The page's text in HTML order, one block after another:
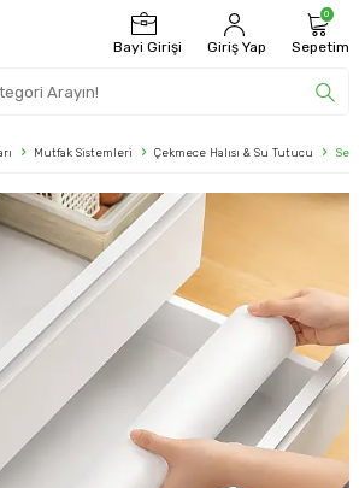
Bayi Girişi Giriş Yap
0
Sepetim
Mutfak Sistemleri Çekmece Halısı & Su Tutucu